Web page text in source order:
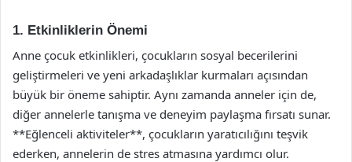
1. Etkinliklerin Önemi
Anne çocuk etkinlikleri, çocukların sosyal becerilerini
geliştirmeleri ve yeni arkadaşlıklar kurmaları açısından
büyük bir öneme sahiptir. Aynı zamanda anneler için de,
diğer annelerle tanışma ve deneyim paylaşma fırsatı sunar.
**Eğlenceli aktiviteler**, çocukların yaratıcılığını teşvik
ederken, annelerin de stres atmasına yardımcı olur.